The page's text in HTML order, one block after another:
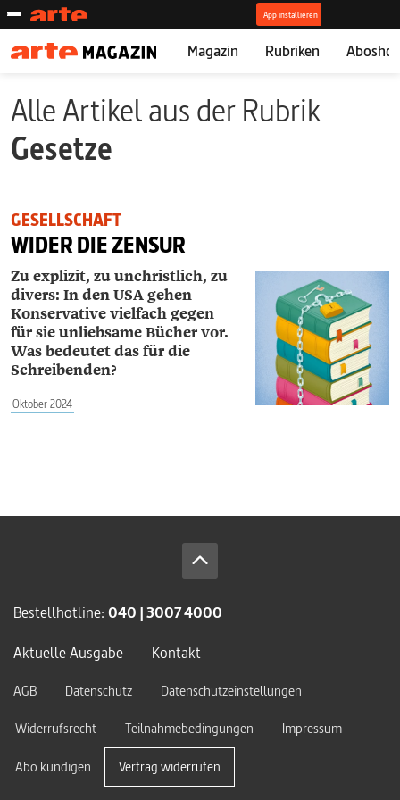
Magazin Rubriken
Alle Artikel aus der Rubrik
Gesetze
GESELLSCHAFT
WIDER DIE ZENSUR
Zu explizit, zu unchristlich, zu
divers: In den USA gehen
Konservative vielfach gegen
für sie unliebsame Bücher vor.
Was bedeutet das für die
Schreibenden?
Oktober 2024
Bestellhotline: 040 | 3007 4000
Aktuelle Ausgabe
Kontakt
AGB Datenschutz
Datenschutzeinstellungen
Widerrufsrecht
Teilnahmebedingungen Impressum
Abo kündigen Vertrag widerrufen